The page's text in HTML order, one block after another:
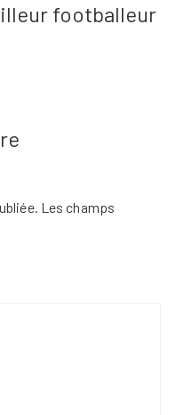
footballeur
Les champs